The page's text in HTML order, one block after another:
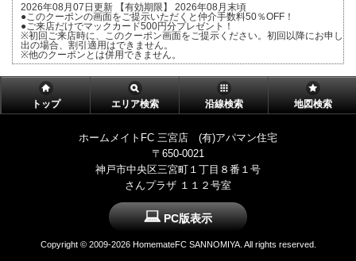
2026年08月07日更新 【有効期限】 2026年08月末頃
●このクーポンの画面をご提示いただくと仲介手数料50％OFF！
●ご来店だけでマックカード500円分プレゼント！
※初回ご来店時に、このクーポン画面をご提示ください。初回以降にお申し
出の場合、割引適用はできません。
※他のクーポンとは併用できません。
トップ エリア検索 沿線検索 地図検索
ホームメイトFC 三宮店 (有)アパマン住宅
〒650-0021
神戸市中央区三宮町１丁目８番１号
さんプラザ １１２号室
PC版表示
Copyright © 2009-2026 HomemateFC SANNOMIYA. All rights reserved.